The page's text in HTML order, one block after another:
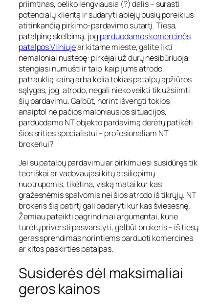
priimtinas, beliko lengviausia (?) dalis – surasti
potencialų klientą ir sudaryti abiejų pusių poreikius
atitinkančią pirkimo-pardavimo sutartį. Tiesa,
patalpinę skelbimą, jogparduodamos komercinės
patalpos Vilniujear kitame mieste, galite likti
nemaloniai nustebę: pirkėjai už durų nesibūriuoja,
stengiasi numušti ir taip, kaip jums atrodo,
patrauklią kainą arba kelia tokias patalpų apžiūros
sąlygas, jog, atrodo, negali nieko veikti tik užsiimti
šių pardavimu. Galbūt, norint išvengti tokios,
anaiptol ne pačios maloniausios situacijos,
parduodamo NT objekto pardavimą derėtų patikėti
šios srities specialistui – profesionaliam NT
brokeriui?
Jei su patalpų pardavimu ar pirkimu esi susidūręs tik
teoriškai ar vadovaujasi kitų atsiliepimų
nuotrupomis, tikėtina, viską matai kur kas
gražesnėmis spalvomis nei šios atrodo iš tikrųjų. NT
brokeris šią patirtį gali padaryti kur kas šviesesnę.
Žemiau pateikti pagrindiniai argumentai, kurie
turėtų priversti pasvarstyti, galbūt brokeris – iš tiesų
geras sprendimas norintiems parduoti komercines
ar kitos paskirties patalpas.
Susiderės dėl maksimaliai
geros kainos